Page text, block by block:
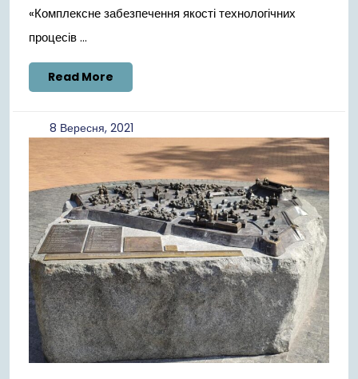
«Комплексне забезпечення якості технологічних
процесів ...
Read More
More
8 Вересня, 20218
Вересня,
2021